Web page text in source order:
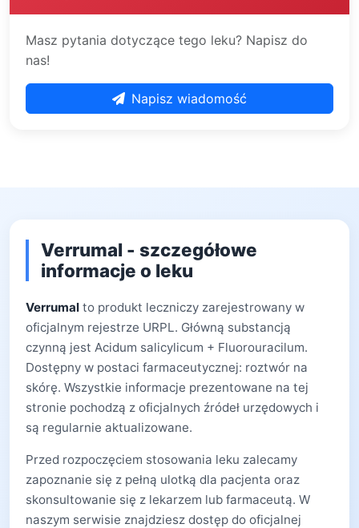
Masz pytania dotyczące tego leku? Napisz do
nas!
Napisz wiadomość
Verrumal - szczegółowe
informacje o leku
Verrumal to produkt leczniczy zarejestrowany w
oficjalnym rejestrze URPL. Główną substancją
czynną jest Acidum salicylicum + Fluorouracilum.
Dostępny w postaci farmaceutycznej: roztwór na
skórę. Wszystkie informacje prezentowane na tej
stronie pochodzą z oficjalnych źródeł urzędowych i
są regularnie aktualizowane.
Przed rozpoczęciem stosowania leku zalecamy
zapoznanie się z pełną ulotką dla pacjenta oraz
skonsultowanie się z lekarzem lub farmaceutą. W
naszym serwisie znajdziesz dostęp do oficjalnej